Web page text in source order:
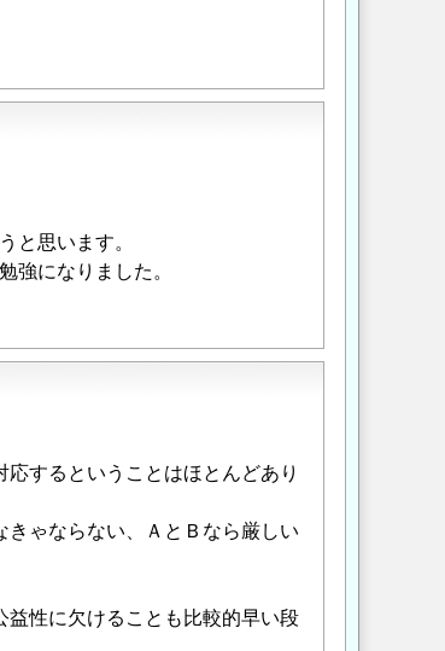
と思います。
強になりました。
するということはほとんどあり
きゃならない、ＡとＢなら厳しい
性に欠けることも比較的早い段